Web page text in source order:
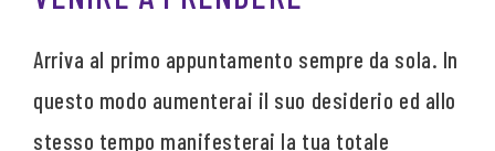
Arriva al primo appuntamento sempre da sola. In
questo modo aumenterai il suo desiderio ed allo
stesso tempo manifesterai la tua totale